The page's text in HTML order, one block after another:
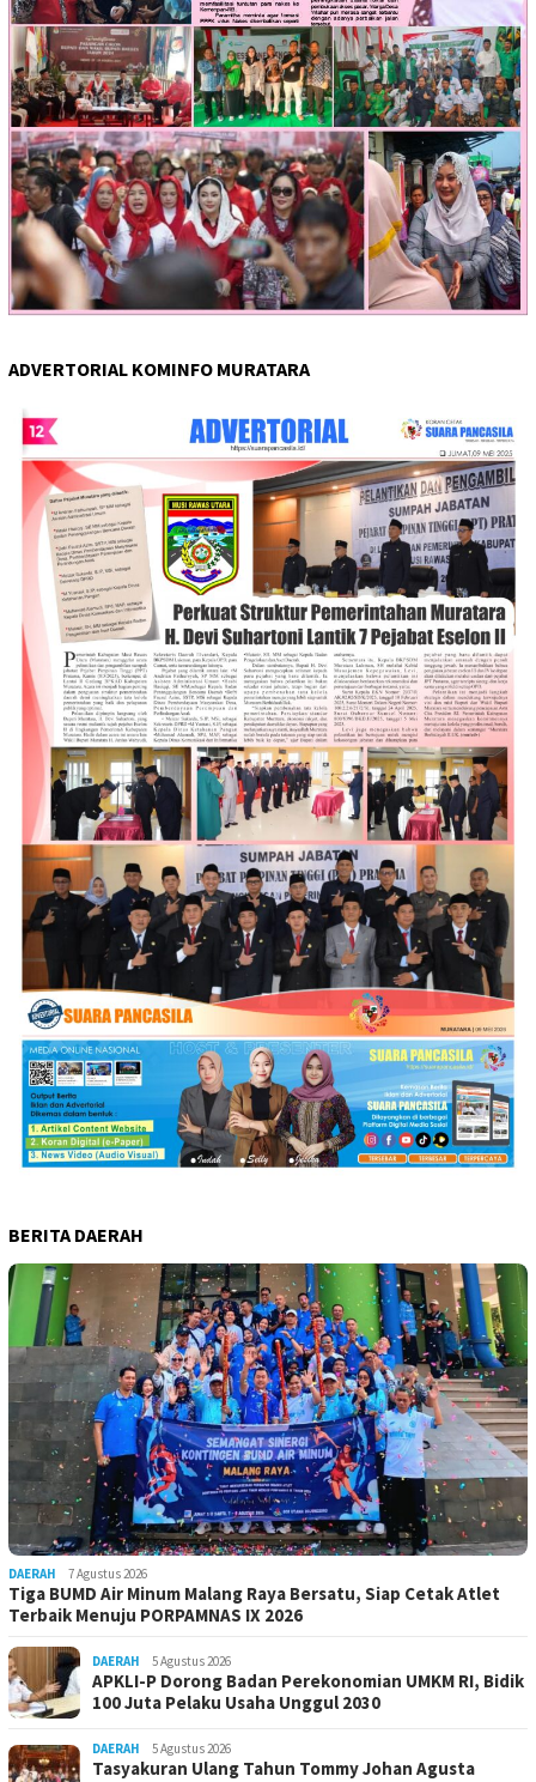
ADVERTORIAL KOMINFO MURATARA
BERITA DAERAH
DAERAH 7 Agustus 2026
Tiga BUMD Air Minum Malang Raya Bersatu, Siap Cetak Atlet
Terbaik Menuju PORPAMNAS IX 2026
DAERAH 5 Agustus 2026
APKLI-P Dorong Badan Perekonomian UMKM RI, Bidik
100 Juta Pelaku Usaha Unggul 2030
DAERAH 5 Agustus 2026
Tasyakuran Ulang Tahun Tommy Johan Agusta